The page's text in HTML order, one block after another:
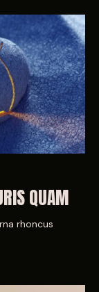
QUAM
rhoncus